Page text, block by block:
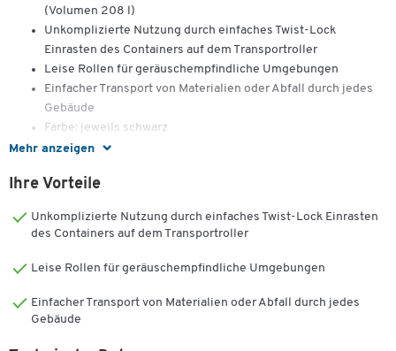
Mehr anzeigen
(Volumen 208 l)
Unkomplizierte Nutzung durch einfaches Twist-Lock
Einrasten des Containers auf dem Transportroller
Leise Rollen für geräuschempfindliche Umgebungen
Einfacher Transport von Materialien oder Abfall durch jedes
Gebäude
Farbe: jeweils schwarz
Ihre Vorteile
Unkomplizierte Nutzung durch einfaches Twist-Lock Einrasten
des Containers auf dem Transportroller
Leise Rollen für geräuschempfindliche Umgebungen
Einfacher Transport von Materialien oder Abfall durch jedes
Gebäude